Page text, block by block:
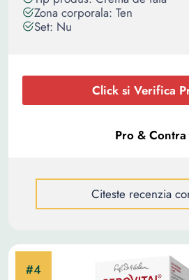
Zona corporala: Ten
Set: Nu
Click si Verifica
Citeste recenzia